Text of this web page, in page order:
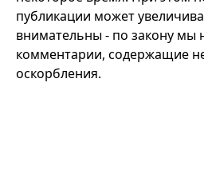
публикации может
внимательны - по закону
комментарии, содержащие
оскорбления.